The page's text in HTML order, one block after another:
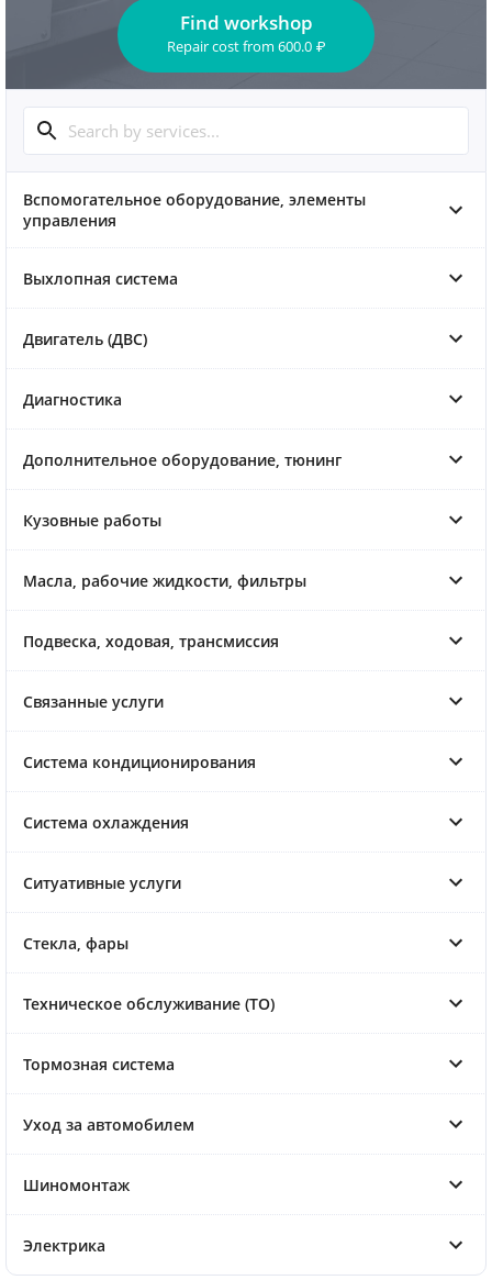
Find workshop
Repair costfrom 600.0 ₽
Вспомогательное оборудование, элементы
управления
Выхлопная система
Двигатель (ДВС)
Диагностика
Дополнительное оборудование, тюнинг
Кузовные работы
Масла, рабочие жидкости, фильтры
Подвеска, ходовая, трансмиссия
Связанные услуги
Система кондиционирования
Система охлаждения
Ситуативные услуги
Стекла, фары
Техническое обслуживание (ТО)
Тормозная система
Уход за автомобилем
Шиномонтаж
Электрика